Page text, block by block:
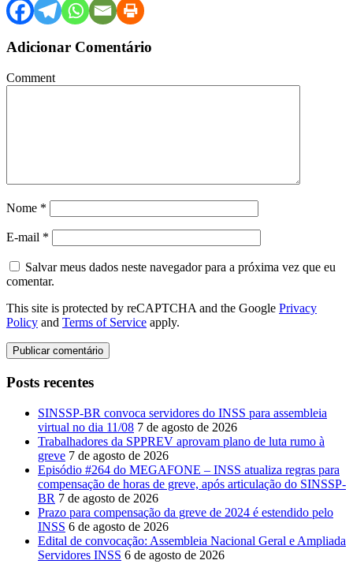
Adicionar Comentário
Comment
Nome *
E-mail *
Salvar meus dados neste navegador para a próxima vez que eu
comentar.
This site is protected by reCAPTCHA and the Google Privacy
Policy and Terms of Service apply.
Posts recentes
SINSSP-BR convoca servidores do INSS para assembleia
virtual no dia 11/08 7 de agosto de 2026
Trabalhadores da SPPREV aprovam plano de luta rumo à
greve 7 de agosto de 2026
Episódio #264 do MEGAFONE – INSS atualiza regras para
compensação de horas de greve, após articulação do SINSSP-
BR 7 de agosto de 2026
Prazo para compensação da greve de 2024 é estendido pelo
INSS 6 de agosto de 2026
Edital de convocação: Assembleia Nacional Geral e Ampliada
Servidores INSS 6 de agosto de 2026